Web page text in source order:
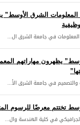
المعلومات الشرق
المعلومات في جامعة الشرق ال...
يظهرون مهاراتهم
والتصميم في جامعة الشرق الأ...
تختتم معرضًا للرسوم
في كلية الهندسة وال...